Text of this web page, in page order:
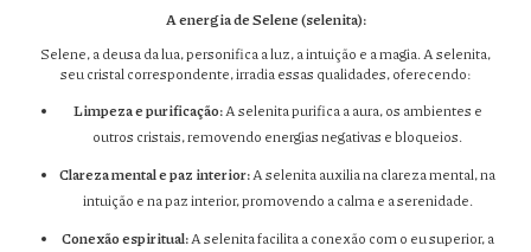
A energia de Selene (selenita):
Selene, a deusa da lua, personifica a luz, a intuição e a magia. A selenita,
seu cristal correspondente, irradia essas qualidades, oferecendo:
Limpeza e purificação:A selenita purifica a aura, os ambientes e
outros cristais, removendo energias negativas e bloqueios.
Clareza mental e paz interior:A selenita auxilia na clareza mental, na
intuição e na paz interior, promovendo a calma e a serenidade.
Conexão espiritual:A selenita facilita a conexão com o eu superior, a